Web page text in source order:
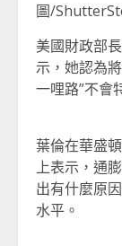
圖/
美國財政部
示，她認為
一哩路”不會
葉倫在華盛
上表示，通
出有什麼原
水平。